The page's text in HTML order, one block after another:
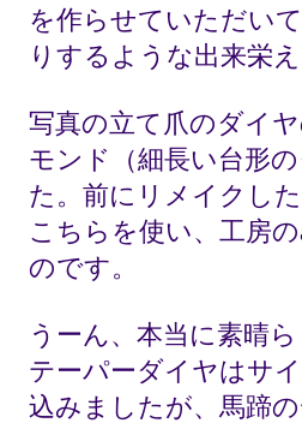
を作らせていただい
りするような出来栄
写真の立て爪のダイ
モンド（細長い台形
た。前にリメイクし
こちらを使い、工房
のです。
うーん、本当に素晴
テーパーダイヤはサ
込みましたが、馬蹄